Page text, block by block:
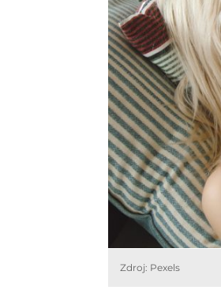
Zdroj: Pexels